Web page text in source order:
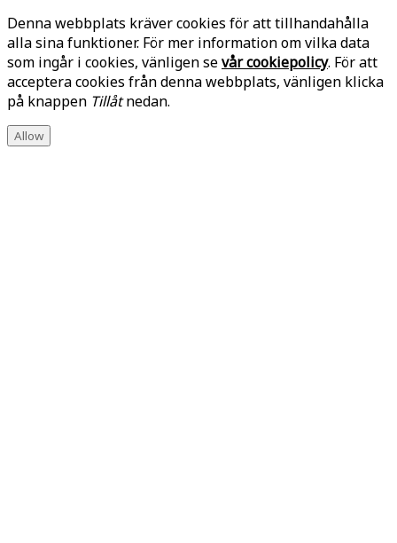
Denna webbplats kräver cookies för att tillhandahålla
alla sina funktioner. För mer information om vilka data
som ingår i cookies, vänligen sevår cookiepolicy. För att
acceptera cookies från denna webbplats, vänligen klicka
på knappen Tillåtnedan.
Allow